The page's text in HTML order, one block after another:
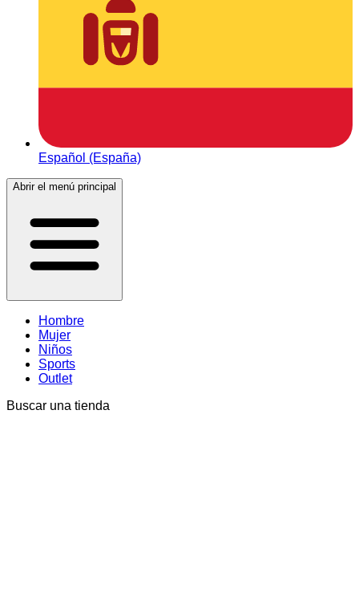
Español (España)
Abrir el menú principal
Hombre
Mujer
Niños
Sports
Outlet
Buscar una tienda